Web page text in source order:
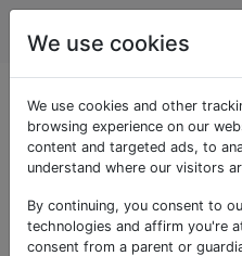
Android
App pour
liste de
après
We use cookies
We use cookies and other
browsing experience on our
content and targeted ads, to
understand where our visitors
By continuing, you consent to
technologies and affirm you're
consent from a parent or